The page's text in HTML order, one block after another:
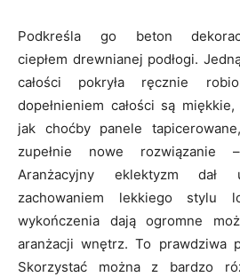
Podkreśla go beton
ciepłem drewnianej podłogi.
całości pokryła ręcznie
dopełnieniem całości są
jak choćby panele
zupełnie nowe rozwiązanie
Aranżacyjny eklektyzm
zachowaniem lekkiego stylu
wykończenia dają ogromne
aranżacji wnętrz. To prawdziwa
Skorzystać można z bardzo